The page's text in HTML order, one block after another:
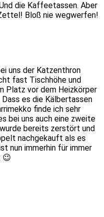
die Kaffeetassen. Aber
Bloß nie wegwerfen!
uns der Katzenthron
fast Tischhöhe und
Platz vor dem Heizkörper
es die Kälbertassen
finde ich sehr
bei uns auch eine zweite
bereits zerstört und
nachgekauft als es
nun immerhin für immer
😉